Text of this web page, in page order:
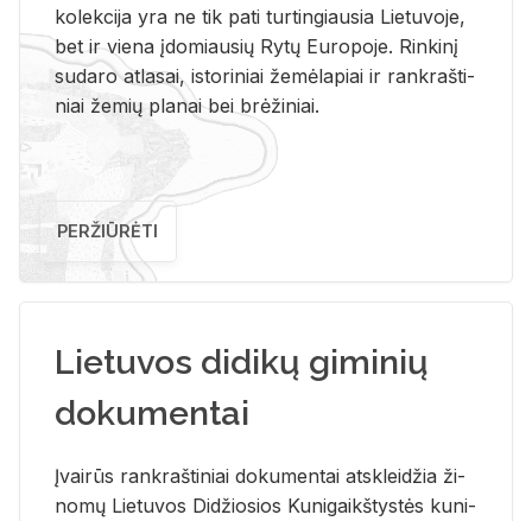
ko­lek­ci­ja yra ne tik pati tur­tin­giau­sia Lie­tu­vo­je,
bet ir vie­na įdo­miau­sių Rytų Eu­ro­po­je. Rin­ki­nį
su­da­ro at­la­sai, is­to­ri­niai že­mė­la­piai ir rank­raš­ti­
niai že­mių pla­nai bei brė­ži­niai.
PERŽIŪRĖTI
Lietuvos didikų giminių
dokumentai
Įvai­rūs rank­raš­ti­niai do­ku­men­tai at­sklei­džia ži­
no­mų Lie­tu­vos Di­džio­sios Ku­ni­gaikš­tys­tės ku­ni­